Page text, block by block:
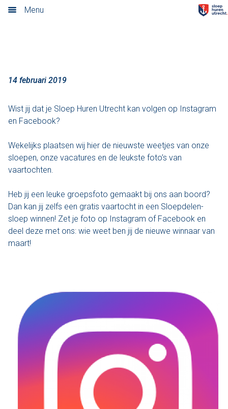
Menu
Tarieven
Rondvaart met schipper
Zelf varen in elektrosloep
Arrangementen
Varen & Borrel
Varen & BBQ
Varen door Utrecht
Onze sloepen
Contact
Werken bij Sloep Huren Utrecht
Volg jij ons al?
14 februari 2019
Wist jij dat je Sloep Huren Utrecht kan volgen op Instagram
en Facebook?
Wekelijks plaatsen wij hier de nieuwste weetjes van onze
sloepen, onze vacatures en de leukste foto’s van
vaartochten.
Heb jij een leuke groepsfoto gemaakt bij ons aan boord?
Dan kan jij zelfs een gratis vaartocht in een Sloepdelen-
sloep winnen! Zet je foto op Instagram of Facebook en
deel deze met ons: wie weet ben jij de nieuwe winnaar van
maart!